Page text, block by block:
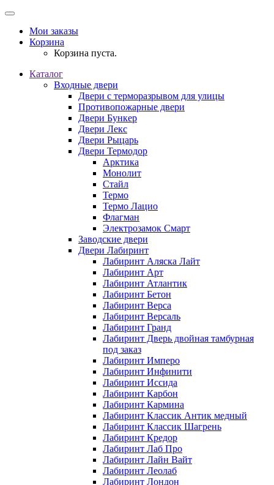
Мои заказы
Корзина
Корзина пуста.
Каталог
Входные двери
Двери с терморазрывом для улицы
Противопожарные двери
Двери Бункер
Двери Лекс
Двери Рыцарь
Двери Термодор
Арктика
Монолит
Стайл
Термо
Термо Лацио
Флагман
Электрозамок Смарт
Заводские двери
Двери Лабиринт
Лабиринт Аляска Лайт
Лабиринт Арт
Лабиринт Атлантик
Лабиринт Бетон
Лабиринт Верса
Лабиринт Версаль
Лабиринт Гранд
Лабиринт Дверь двойная тамбурная
под заказ
Лабиринт Имперо
Лабиринт Инфинити
Лабиринт Иссида
Лабиринт Карбон
Лабиринт Кармина
Лабиринт Классик Антик медный
Лабиринт Классик Шагрень
Лабиринт Кредор
Лабиринт Лаб Про
Лабиринт Лайн Вайт
Лабиринт Леолаб
Лабиринт Лондон